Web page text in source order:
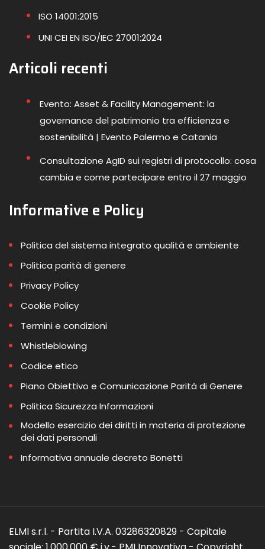
ISO 14001:2015
UNI CEI EN ISO/IEC 27001:2024
Articoli recenti
Evento: Asset & Facility Management: la
governance del patrimonio tra efficienza e
sostenibilità | Evento Palermo e Catania
Consultazione AgID sui registri di protocollo: cosa
cambia e come partecipare entro il 27 maggio
Informative e Policy
Politica del sistema integrato qualità e ambiente
Politica parità di genere
Privacy Policy
Cookie Policy
Termini e condizioni
Whistleblowing
Codice etico
Piano Obiettivo e Comunicazione Parità di Genere
Politica Sicurezza Informazioni
Modello esercizio dei diritti in materia di protezione
dei dati personali
Informativa annuale decreto Bonetti
ELMI s.r.l. - Partita I.V.A. 03286320829 - Capitale